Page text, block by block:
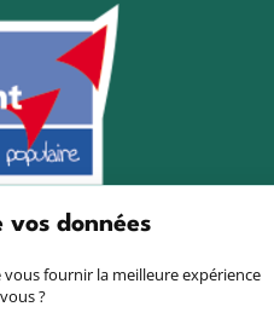
vos données
fournir la meilleure expérience
?